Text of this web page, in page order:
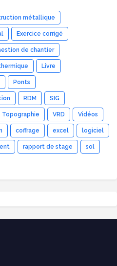
métallique
Exercice corrigé
de chantier
Livre
Ponts
RDM SIG
Topographie VRD Vidéos
coffrage excel logiciel
rapport de stage sol